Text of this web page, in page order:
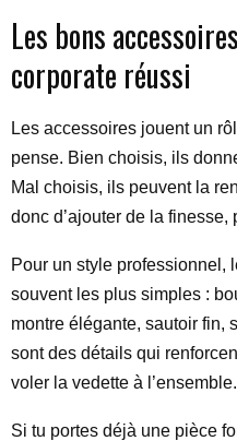
Les bons
corporate réussi
Les accessoires jouent un
pense. Bien choisis, ils
Mal choisis, ils peuvent la
donc d’ajouter de la finesse,
Pour un style professionnel,
souvent les plus simples :
montre élégante, sautoir fin,
sont des détails qui
voler la vedette à l’ensemble.
Si tu portes déjà une pièce